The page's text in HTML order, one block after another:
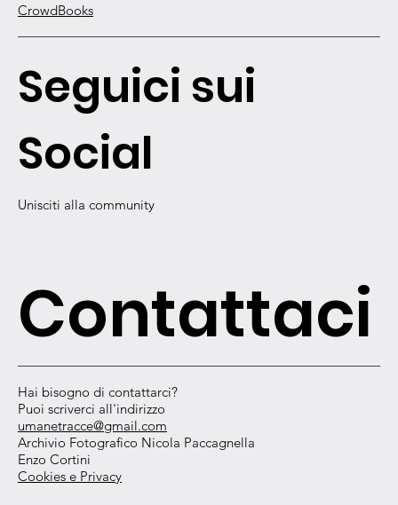
CrowdBooks
Seguici sui
Social
Unisciti alla community
Contattaci
Hai bisogno di contattarci?
Puoi scriverci all'indirizzo
umanetracce@gmail.com
Archivio Fotografico Nicola Paccagnella
Enzo Cortini
Cookies e Privacy